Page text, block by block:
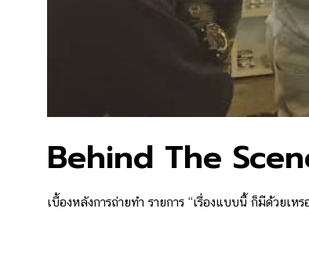
Behind The
เบื้องหลังการถ่ายทำ รายการ “เรื่องแบบนี้ ก็มีด้วยเห